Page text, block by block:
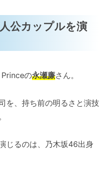
公カップルを演
の永瀬廉さん。
を、持ち前の明るさと演技
じるのは、乃木坂46出身